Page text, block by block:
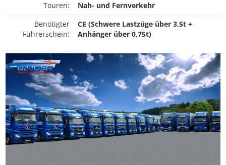
Touren:
Nah- und Fernverkehr
Benötigter
Führerschein:
CE (Schwere Lastzüge über 3,5t +
Anhänger über 0,75t)